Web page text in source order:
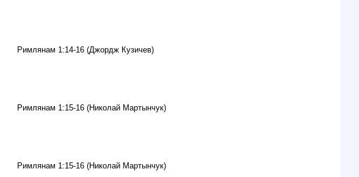
Римлянам 1:14-16 (Джордж Кузичев)
Римлянам 1:15-16 (Николай Мартынчук)
Римлянам 1:15-16 (Николай Мартынчук)